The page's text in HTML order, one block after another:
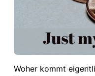
Woher kommt